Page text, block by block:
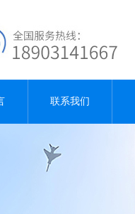
联系我们